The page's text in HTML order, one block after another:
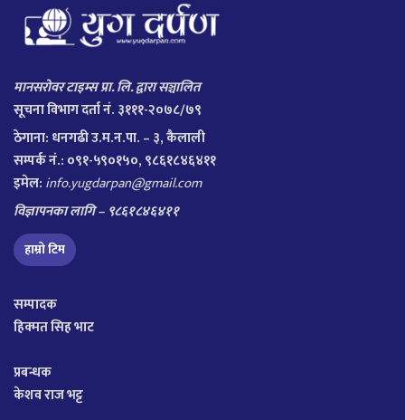
मानसरोवर टाइम्स प्रा. लि. द्वारा सञ्चालित
सूचना विभाग दर्ता नं. ३१११-२०७८/७९
ठेगाना: धनगढी उ.म.न.पा. – ३, कैलाली
सम्पर्क नं.: ०९१-५९०१५०, ९८६१८४६४११
इमेल: info.yugdarpan@gmail.com
विज्ञापनका लागि – ९८६१८४६४११
हाम्रो टिम
सम्पादक
हिक्मत सिह भाट
प्रबन्धक
केशव राज भट्ट